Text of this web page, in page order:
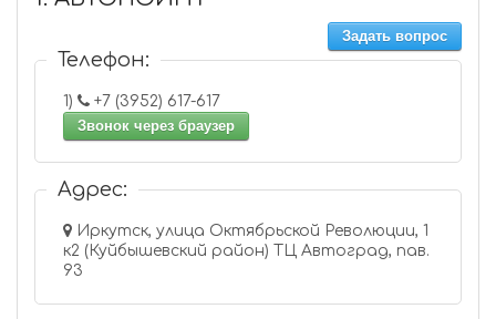
Задать вопрос
Телефон:
1)
+7 (3952) 617-617
Звонок через браузер
Адрес:
Иркутск, улица Октябрьской Революции, 1
к2 (Куйбышевский район) ТЦ Автоград, пав.
93